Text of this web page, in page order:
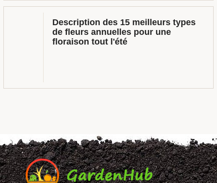
Description des 15 meilleurs types
de fleurs annuelles pour une
floraison tout l'été